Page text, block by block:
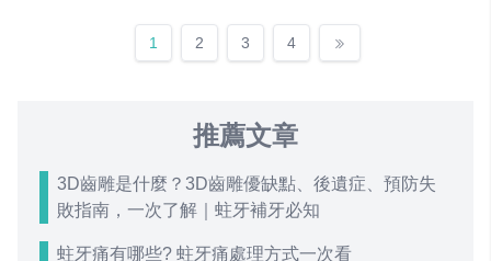
1 2 3 4
推薦文章
3D齒雕是什麼？3D齒雕優缺點、後遺症、預防失
敗指南，一次了解｜蛀牙補牙必知
蛀牙痛有哪些? 蛀牙痛處理方式一次看